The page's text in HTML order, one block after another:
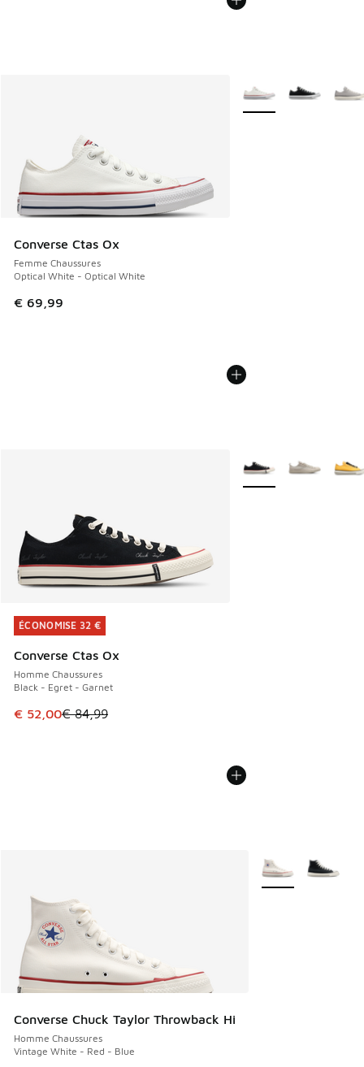
Converse Ctas Ox
Femme Chaussures
Optical White - Optical White
€ 69,99
Plus de couleurs
ÉCONOMISE 32 €
Converse Ctas Ox
Homme Chaussures
Black - Egret - Garnet
Cet article est en promotion. Prix en baisse de € 84,99 à
€ 52,00€ 84,99
ÉCONOMISE 32 €
Plus de couleurs
Converse Chuck Taylor Throwback Hi
Homme Chaussures
Vintage White - Red - Blue
Plus de couleurs